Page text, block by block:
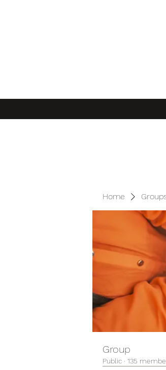
Home
Group
Public · 135